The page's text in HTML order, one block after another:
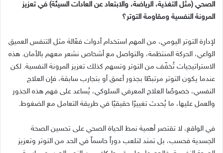
الصحي (مثل التغذية، الرياضة، والابتعاد عن العادات السيئة) في تعزيز
المرونة النفسية ومقاومة التوتر؟
لإدارة التوتر اليومي، من المهم استخدام أدوات فعّالة مثل التنفس العميق
الواعي، الحركة المنتظمة، والتواصل مع أشخاص نشعر معهم بالأمان. هذه
الاستراتيجيات تُخفّف من التوتر وتسهم كذلك تعزيز المرونة النفسية. لكن
عندما يكون التوتر مرتبطًا بجذور أعمق أو بتجارب سابقة، فإن العلاج
النفسي، خصوصًا العلاج المعرفي السلوكي، يُساعد على فهم هذه الجذور
والعمل عليها، ما يُحدث تغييرًا حقيقيًا في طريقة التعامل مع الضغوط.
في الواقع، لا تقتصر أهمية نمط الحياة الصحي على تحسين الصحة
الجسدية فحسب، بل تمتد لتلعب دوراً حاسماً في الحد من التوتر وتعزيز